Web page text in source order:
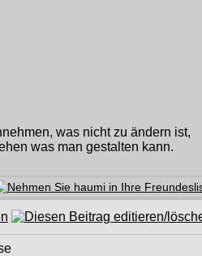
was nicht zu ändern ist,
was man gestalten kann.